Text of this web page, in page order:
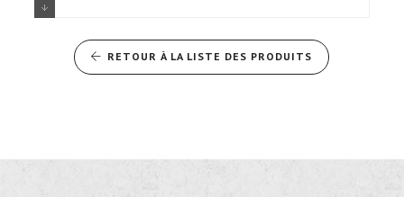
Porsche 911 type 992 GT+ SNIJERS /
THIERIE Rallye d'Ypres 2025 DMS
Legend's 1/43RETOUR À LA LISTE DES PRODUITS